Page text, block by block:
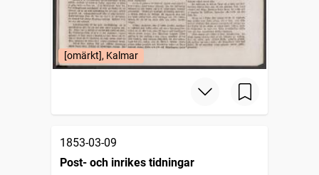
[omärkt], Kalmar
1853-03-09
Post- och inrikes tidningar